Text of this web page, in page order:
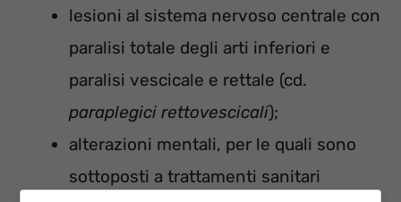
lesioni al sistema nervoso centrale con
paralisi totale degli arti inferiori e
paralisi vescicale e rettale (cd.
paraplegici rettovescicali);
alterazioni mentali, per le quali sono
sottoposti a trattamenti sanitari